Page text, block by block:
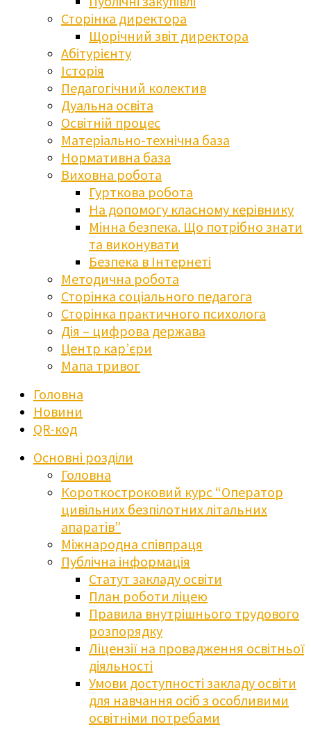
Сторінка директора
Щорічний звіт директора
Абітурієнту
Історія
Педагогічний колектив
Дуальна освіта
Освітній процес
Матеріально-технічна база
Нормативна база
Виховна робота
Гурткова робота
На допомогу класному керівнику
Мінна безпека. Що потрібно знати
та виконувати
Безпека в Інтернеті
Методична робота
Сторінка соціального педагога
Сторінка практичного психолога
Дія – цифрова держава
Центр кар’єри
Мапа тривог
Головна
Новини
QR-код
Основні розділи
Головна
Короткостроковий курс “Оператор
цивільних безпілотних літальних
апаратів”
Міжнародна співпраця
Публічна інформація
Статут закладу освіти
План роботи ліцею
Правила внутрішнього трудового
розпорядку
Ліцензії на провадження освітньої
діяльності
Умови доступності закладу освіти
для навчання осіб з особливими
освітніми потребами